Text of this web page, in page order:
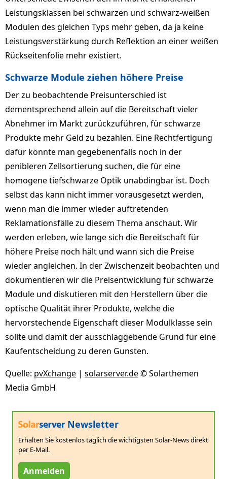
Leistungsklassen bei schwarzen und schwarz-weißen
Modulen des gleichen Typs mehr geben, da ja keine
Leistungsverstärkung durch Reflektion an einer weißen
Rückseitenfolie mehr existiert.
Schwarze Module ziehen höhere Preise
Der zu beobachtende Preisunterschied ist
dementsprechend allein auf die Bereitschaft vieler
Abnehmer im Markt zurückzuführen, für schwarze
Produkte mehr Geld zu bezahlen. Eine Rechtfertigung
dafür könnte man gegebenenfalls noch in der
penibleren Zellsortierung suchen, die für eine
homogene tiefschwarze Optik unabdingbar ist. Doch
selbst das kann nicht immer vorausgesetzt werden,
wenn man die immer wieder auftretenden
Reklamationsfälle zu diesem Thema anschaut. Wir
werden erleben, wie lange sich die Bereitschaft für
höhere Preise noch hält und wann sich die Preise
wieder angleichen. In der Zwischenzeit beobachten und
dokumentieren wir die Preisentwicklung für schwarze
Module und diskutieren mit den Herstellern über die
optische Qualität ihrer Produkte, welche die
hervorstechende Eigenschaft dieser Modulklasse sein
sollte und damit der ausschlaggebende Grund für eine
Kaufentscheidung zu deren Gunsten.
Quelle: pvXchange | solarserver.de© Solarthemen
Media GmbH
Newsletter
Erhalten Sie kostenlos täglich die wichtigsten Solar-News direkt
per E-Mail.
Anmelden